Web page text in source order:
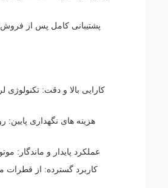
پشتیبانی کامل پس از
کارایی بالا و دقت:
هزینه های نگهداری
عملکرد پایدار و
کاربرد گسترده: از قطرات